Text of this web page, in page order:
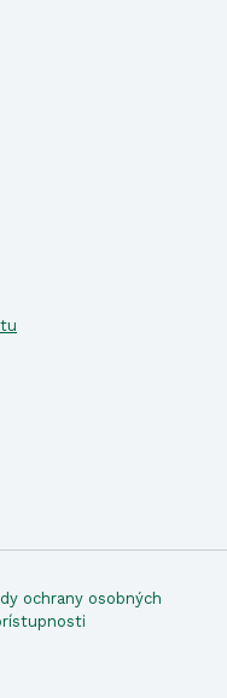
ochrany osobných